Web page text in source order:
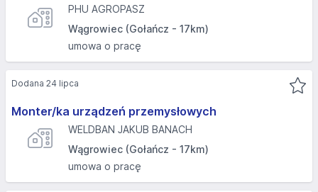
PHU AGROPASZ
Wągrowiec (Gołańcz - 17km)
umowa o pracę
Monter/ka urządzeń przemysłowych
WELDBAN JAKUB BANACH
Wągrowiec (Gołańcz - 17km)
umowa o pracę
Dodana 24 lipca